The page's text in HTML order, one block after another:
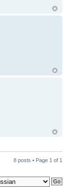
8 posts • Page 1 of 1